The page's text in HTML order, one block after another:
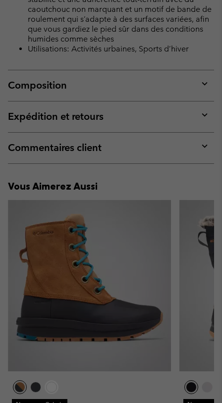
caoutchouc non marquant et un motif de bande de
roulement qui s’adapte à des surfaces variées, afin
que vous gardiez le pied sûr dans des conditions
humides comme sèches
Utilisations: Activités urbaines, Sports d’hiver
Composition
or
Expédition et retours
or
Commentaires client
or
Vous Aimerez Aussi